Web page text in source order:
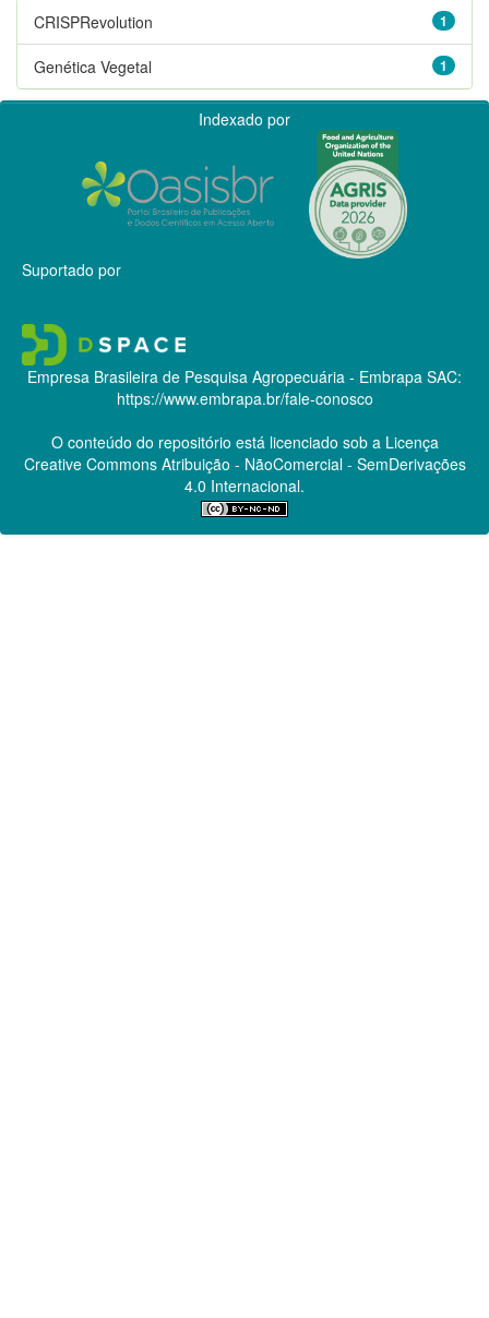
1
CRISPRevolution
1
Genética Vegetal
Indexado por
Suportado por
Empresa Brasileira de Pesquisa Agropecuária - Embrapa SAC:
https://www.embrapa.br/fale-conosco
O conteúdo do repositório está licenciado sob a Licença
Creative CommonsAtribuição - NãoComercial - SemDerivações
4.0 Internacional.